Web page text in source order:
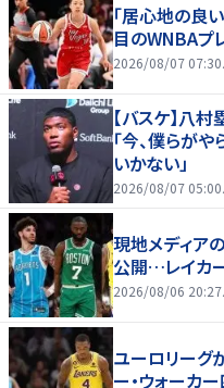
「居心地の良
目のWNBAプ
2026/08/07 07:30
【バスケ】八
「今、僕らが
いかない」
2026/08/07 05:00
現地メディア
公開…レイカ
2026/08/06 20:27
ユーロリーグ
ー・ウォーカ